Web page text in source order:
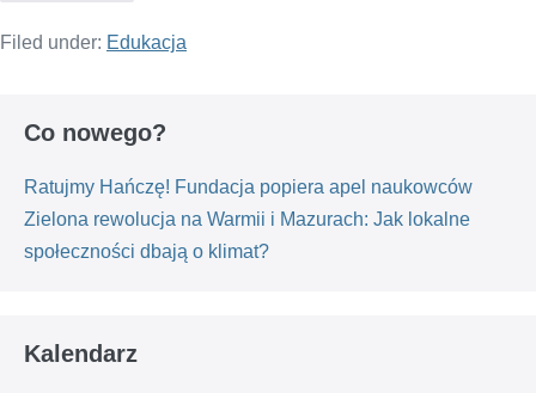
Filed under: Edukacja
Co nowego?
Ratujmy Hańczę! Fundacja popiera apel naukowców
Zielona rewolucja na Warmii i Mazurach: Jak lokalne
społeczności dbają o klimat?
Kalendarz